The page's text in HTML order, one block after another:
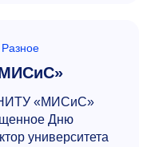
Разное
НИТУ «МИСиС»
Дню
университета